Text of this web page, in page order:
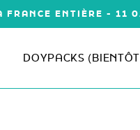
ENTIÈRE - 11
DOYPACKS